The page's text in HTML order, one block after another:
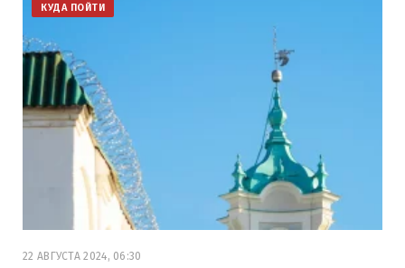
КУДА ПОЙТИ
22 АВГУСТА 2024, 06:30